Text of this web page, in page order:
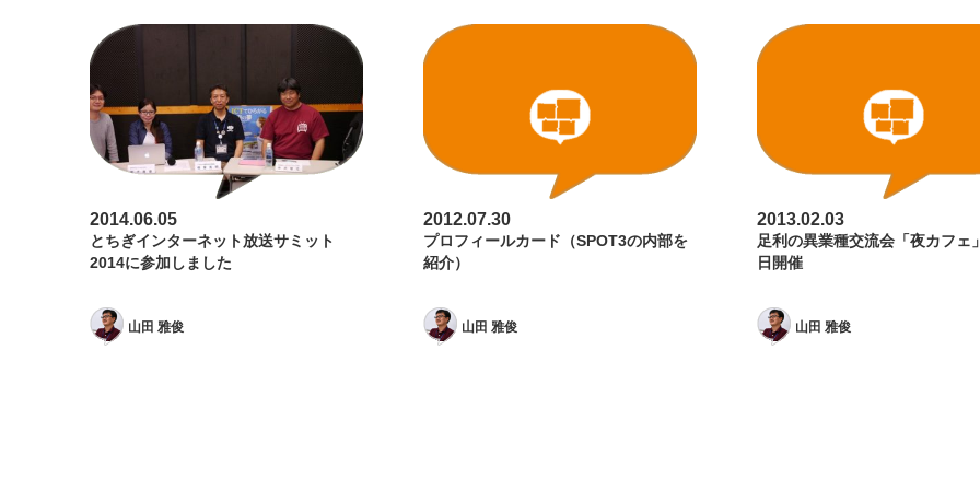
2014.06.05
とちぎインターネット放送サミット
2014に参加しました
山田 雅俊
2012.07.30
プロフィールカード（SPOT3の内部を
紹介）
山田 雅俊
2013.02.03
足利の異業種交流会「夜カフェ
日開催
山田 雅俊